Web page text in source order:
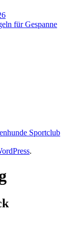
für Gespanne
Sportclub
.